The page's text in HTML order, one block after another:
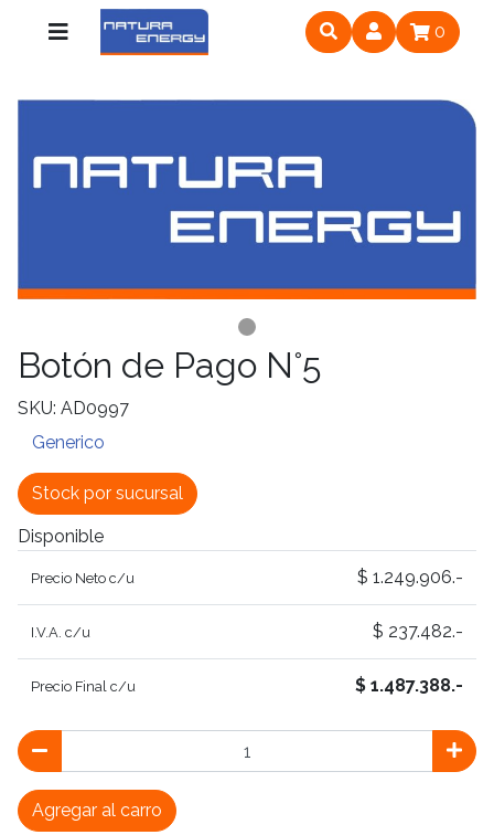
0
Botón de Pago N°5
SKU: AD0997
Generico
Stock por sucursal
Disponible
Precio Neto c/u $ 1.249.906.-
I.V.A. c/u $ 237.482.-
Precio Final c/u $ 1.487.388.-
Agregar al carro